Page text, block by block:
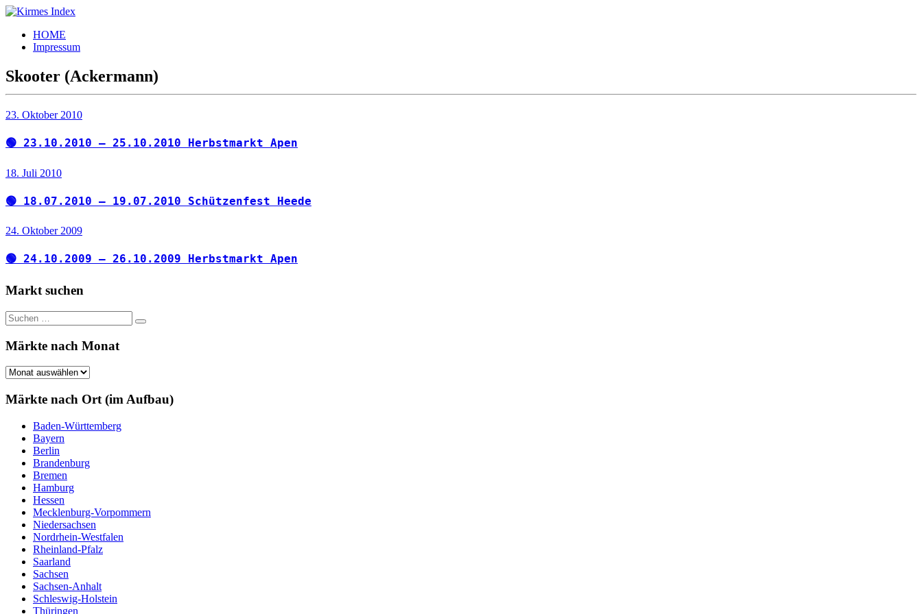
Zum
springen
Kirmes
Index
Tourpläne
der
letzten
Jahre
HOME
Impressum
Skooter (Ackermann)
23. Oktober 2010
🟢 23.10.2010 – 25.10.2010 Herbstmarkt Apen
18. Juli 2010
🟢 18.07.2010 – 19.07.2010 Schützenfest Heede
24. Oktober 2009
🟢 24.10.2009 – 26.10.2009 Herbstmarkt Apen
Markt suchen
Suchen
nach:
Suchen
Märkte nach Monat
Märkte
Monat
Märkte nach Ort (im Aufbau)
Baden-Württemberg
Bayern
Berlin
Brandenburg
Bremen
Hamburg
Hessen
Mecklenburg-Vorpommern
Niedersachsen
Nordrhein-Westfalen
Rheinland-Pfalz
Saarland
Sachsen
Sachsen-Anhalt
Schleswig-Holstein
Thüringen